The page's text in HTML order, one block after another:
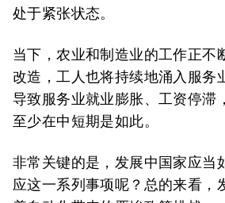
处于紧张状态。
当下，农业和制造业的工作正不
改造，工人也将持续地涌入服务
导致服务业就业膨胀、工资停滞
至少在中短期是如此。
非常关键的是，发展中国家应当
应这一系列事项呢？总的来看，